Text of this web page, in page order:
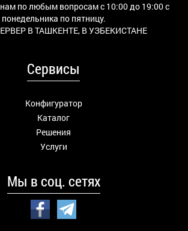
по любым вопросам с 10:00 до 19:00 с
понедельника по пятницу.
В ТАШКЕНТЕ, В УЗБЕКИСТАНЕ
Сервисы
Конфигуратор
Каталог
Решения
Услуги
Мы в соц. сетях